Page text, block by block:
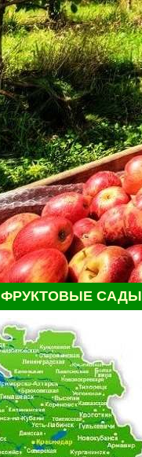
ФРУКТОВЫЕ САДЫ